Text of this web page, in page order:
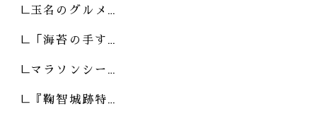
玉名のグルメ…
「海苔の手す…
マラソンシー…
『鞠智城跡特…